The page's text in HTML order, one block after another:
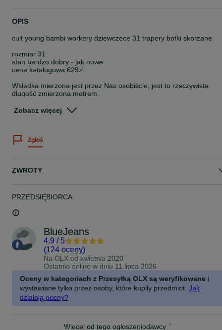
OPIS
cult young bambi workery dziewczece 31 trapery botki skorzane
rozmiar 31
stan bardzo dobry - jak nowe
cena katalogowa 629zl
Wkładka mierzona jest przez Nas osobiście, jest to rzeczywista
długość zmierzona metrem.
Umożliwiamy odbiór osobisty w Nowym Sączu, po uprzednim
Zdjęcia przedstawiają sprzedawany produkt - są to zdjęcia
Zapraszamy na pozostałe Nasze ogłoszenia
Zobacz więcej
Zgłoś
ZWROTY
PRZEDSIĘBIORCA
BlueJeans
4.9 / 5
(124 oceny)
Na OLX od kwietnia 2020
Ostatnio online w dniu 11 lipca 2026
Oceny w kategoriach z Przesyłką OLX są weryfikowane i
wystawiane tylko przez osoby, które kupiły przedmiot. Jak
działają oceny?
Więcej od tego ogłoszeniodawcy